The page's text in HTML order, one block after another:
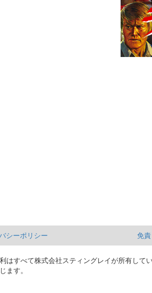
シーポリシー 免責
はすべて株式会社スティングレイが所有してい
ます。